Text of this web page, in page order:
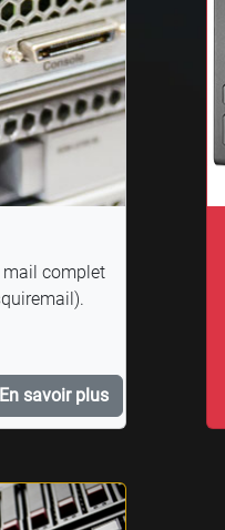
mail complet
En savoir plus